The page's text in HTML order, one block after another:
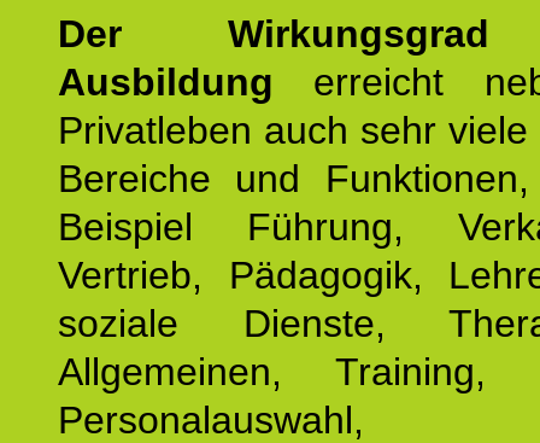
Der
Ausbildung erreicht
Privatleben auch sehr
Bereiche und
Beispiel Führung,
Vertrieb, Pädagogik,
soziale Dienste,
Allgemeinen, Training,
Personalauswahl,